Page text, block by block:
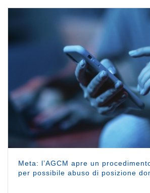
Meta: l’AGCM apre un
per possibile abuso di posizione